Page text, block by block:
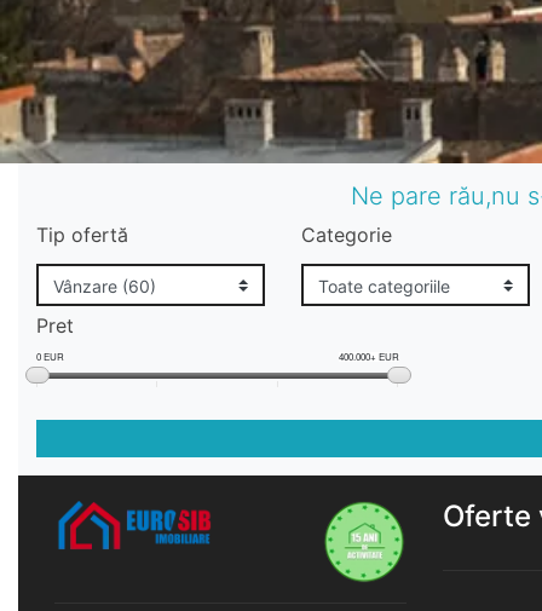
Ne pare rău,nu
Tip ofertă Categorie
Pret
0 EUR 400.000+ EUR
Oferte